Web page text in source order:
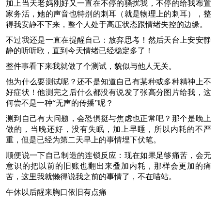
加上当天老妈刚好又一直在不停的骚扰我，不停的给我布置
家务活，她的声音也特别的刺耳（就是物理上的刺耳），整
得我安静不下来，整个人处于高压状态跟情绪失控的边缘。
不过我还是一直在提醒自己：放弃思考！然后天台上安安静
静的听听歌，直到今天情绪已经稳定多了！
整件事看下来我就做了个测试，貌似与他人无关。
他为什么要测试呢？还不是知道自己有某种或多种精神上不
好症状！他测完之后什么都没有说发了张高分图片给我，这
何尝不是一种“无声的传播”呢？
测到自己有大问题，会恐惧挺与焦虑也正常吧？那个是晚上
做的，当晚还好，没有失眠，加上早睡，所以内耗的不严
重，但是已经为第二天早上的事情埋下伏笔。
顺便说一下自己制造的连锁反应：现在如果足够痛苦，会无
意识的把以前的旧账也翻出来叠加内耗，那样会更加的痛
苦，这里我就懒得说我之前的事情了，不在喵站。
午休以后醒来胸口依旧有点痛